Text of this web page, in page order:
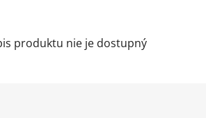
produktu nie je dostupný